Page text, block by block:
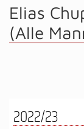
Elias
(Alle
2022/23